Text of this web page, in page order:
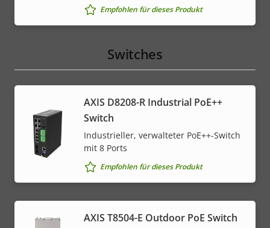
Empfohlen für dieses Produkt
Switches
AXIS D8208-R Industrial PoE++
Switch
Industrieller, verwalteter PoE++-Switch
mit 8 Ports
Empfohlen für dieses Produkt
AXIS T8504-E Outdoor PoE Switch